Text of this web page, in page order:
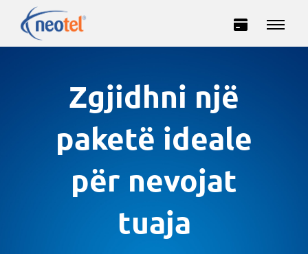
Biznes
Zgjidhni një
paketë ideale
për nevojat
tuaja